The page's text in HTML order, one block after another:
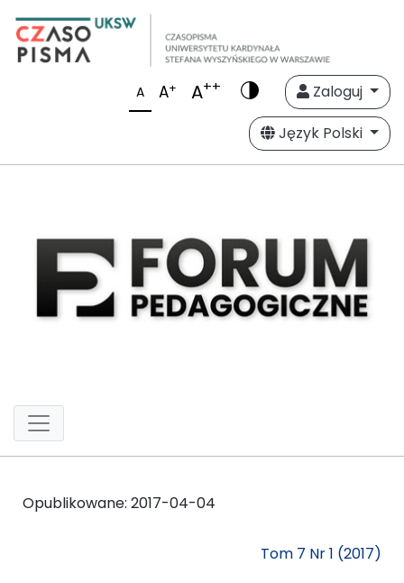
A A+ A++
Zaloguj
Język Polski
Opublikowane: 2017-04-04
Tom 7 Nr 1 (2017)